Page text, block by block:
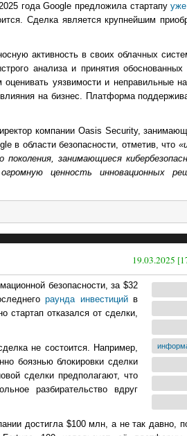
года Google предложила стартапу
Сделка является крупнейшим
активность в своих облачных
анализа и принятия обоснованных
уязвимости и неправильные
на бизнес. Платформа
компании Oasis Security,
в области безопасности, отметив, что
занимающиеся
ценность инновационных
19.03.2025
безопасности, за $32
раунда инвестицийв
но стартап отказался от сделки,
не состоится. Например,
боязнью блокировки сделки
сделки предполагают, что
разбирательство вдруг
достигла $100 млн, а не так давно,